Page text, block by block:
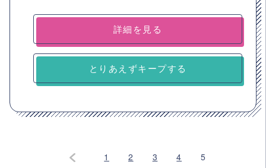
詳細を見る
とりあえずキープする
1 2 3 4 5